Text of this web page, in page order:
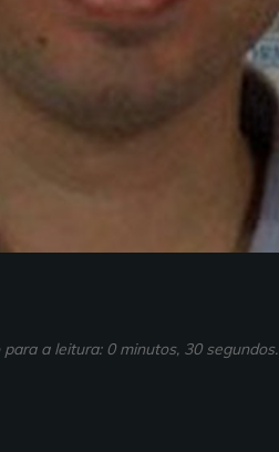
para a leitura: 0 minutos, 30 segundos.